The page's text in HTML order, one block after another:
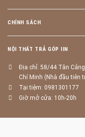
CHÍNH SÁCH
NỘI THẤT TRẢ GÓP IIN
Địa chỉ: 58/44 Tân
Chí Minh (Nhà đầu tiên
Tại tiệm: 0981301177
Giờ mở cửa: 10h-20h